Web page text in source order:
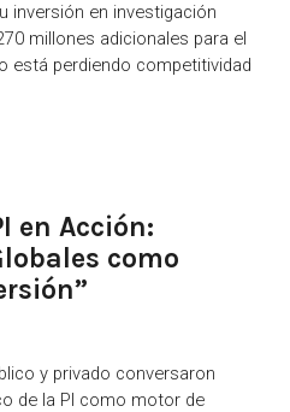
inversión en investigación
millones adicionales para el
está perdiendo competitividad
en Acción:
como
y privado conversaron
de la PI como motor de